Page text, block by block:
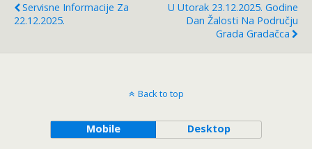
Servisne Informacije Za
22.12.2025.
U Utorak 23.12.2025. Godine
Dan Žalosti Na Području
Grada Gradačca
Back to top
Mobile Desktop